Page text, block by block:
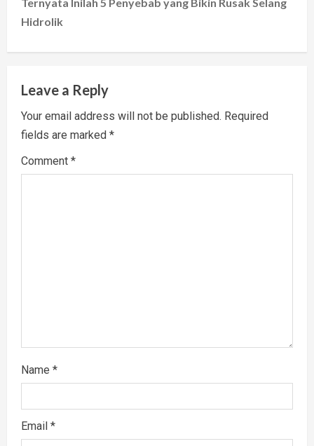
n
a
v
i
g
a
Hidrolik
Leave a Reply
Your email address will not be published. Required
fields are marked *
Comment *
Name *
Email *